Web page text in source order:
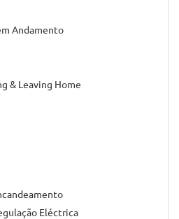
Andamento
& Leaving Home
Eléctrica